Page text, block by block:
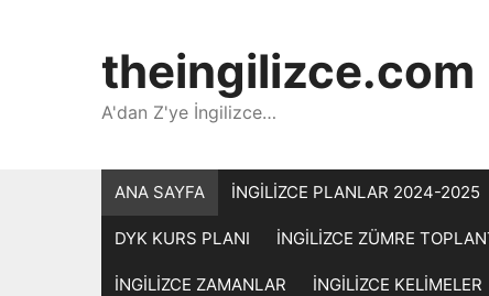
theingilizce.com
A'dan Z'ye İngilizce…
ANA SAYFA İNGİLİZCE PLANLAR 2024-2025
DYK KURS PLANI İNGİLİZCE ZÜMRE
İNGİLİZCE ZAMANLAR İNGİLİZCE KELİMELER